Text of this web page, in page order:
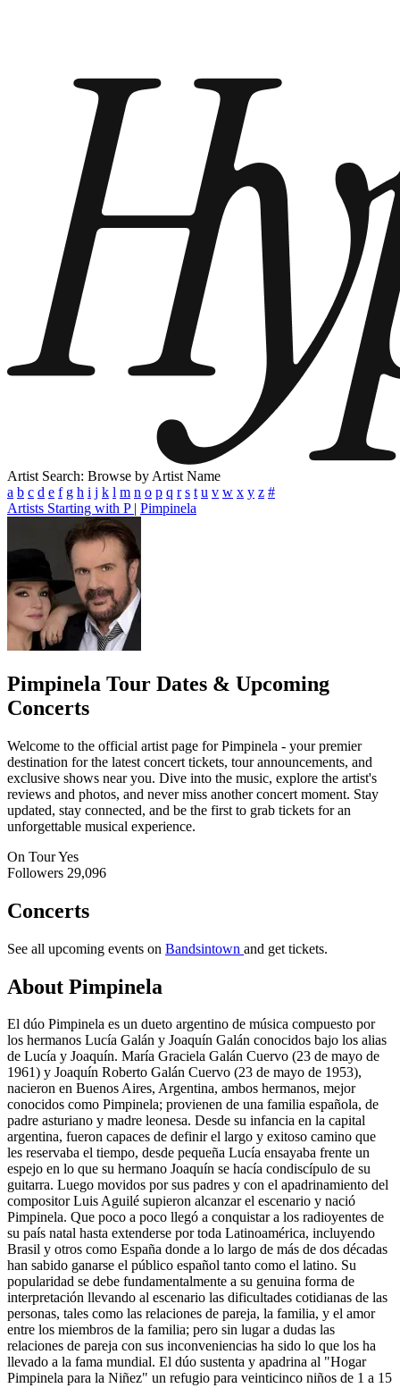
Artist Search: Browse by Artist Name
a b c d e f g h i j k l m n o p q r s t u v w x y z #
Artists Starting with P | Pimpinela
Pimpinela Tour Dates & Upcoming
Concerts
Welcome to the official artist page for Pimpinela - your premier
destination for the latest concert tickets, tour announcements, and
exclusive shows near you. Dive into the music, explore the artist's
reviews and photos, and never miss another concert moment. Stay
updated, stay connected, and be the first to grab tickets for an
unforgettable musical experience.
On TourYes
Followers 29,096
Concerts
See all upcoming events on Bandsintown and get tickets.
About Pimpinela
El dúo Pimpinela es un dueto argentino de música compuesto por
los hermanos Lucía Galán y Joaquín Galán conocidos bajo los alias
de Lucía y Joaquín. María Graciela Galán Cuervo (23 de mayo de
1961) y Joaquín Roberto Galán Cuervo (23 de mayo de 1953),
nacieron en Buenos Aires, Argentina, ambos hermanos, mejor
conocidos como Pimpinela; provienen de una familia española, de
padre asturiano y madre leonesa. Desde su infancia en la capital
argentina, fueron capaces de definir el largo y exitoso camino que
les reservaba el tiempo, desde pequeña Lucía ensayaba frente un
espejo en lo que su hermano Joaquín se hacía condiscípulo de su
guitarra. Luego movidos por sus padres y con el apadrinamiento del
compositor Luis Aguilé supieron alcanzar el escenario y nació
Pimpinela. Que poco a poco llegó a conquistar a los radioyentes de
su país natal hasta extenderse por toda Latinoamérica, incluyendo
Brasil y otros como España donde a lo largo de más de dos décadas
han sabido ganarse el público español tanto como el latino. Su
popularidad se debe fundamentalmente a su genuina forma de
interpretación llevando al escenario las dificultades cotidianas de las
personas, tales como las relaciones de pareja, la familia, y el amor
entre los miembros de la familia; pero sin lugar a dudas las
relaciones de pareja con sus inconveniencias ha sido lo que los ha
llevado a la fama mundial. El dúo sustenta y apadrina al "Hogar
Pimpinela para la Niñez" un refugio para veinticinco niños de 1 a 15